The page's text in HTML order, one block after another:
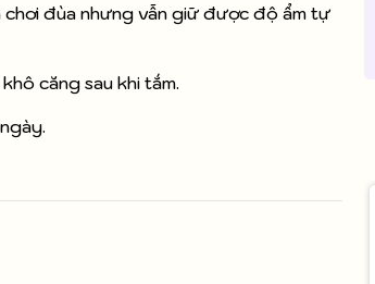
đùa nhưng vẫn giữ được độ ẩm tự
căng sau khi tắm.